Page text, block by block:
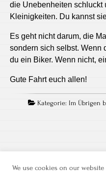
die Unebenheiten schluckt
Kleinigkeiten. Du kannst
Es geht nicht darum, die
sondern sich selbst. Wenn
du ein Biker. Wenn nicht,
Gute Fahrt euch allen!
Kategorie: Im Übrigen
We use cookies on our